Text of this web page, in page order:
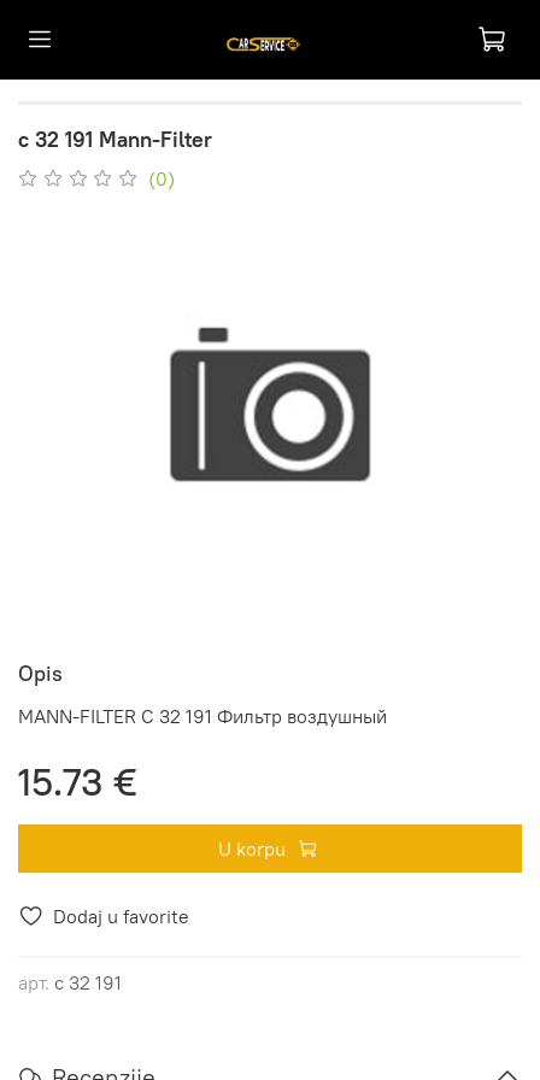
c 32 191 Mann-Filter
(0)
Dodaj u favorite
арт. c 32 191
Opis
MANN-FILTER C 32 191 Фильтр воздушный
15.73 €
U korpu